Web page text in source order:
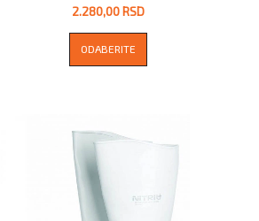
2.280,00 RSD
ODABERITE